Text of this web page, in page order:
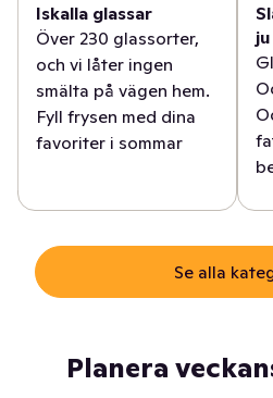
Iskalla glassar
Över 230 glassorter,
och vi låter ingen
smälta på vägen hem.
Fyll frysen med dina
favoriter i sommar
Se alla
Planera